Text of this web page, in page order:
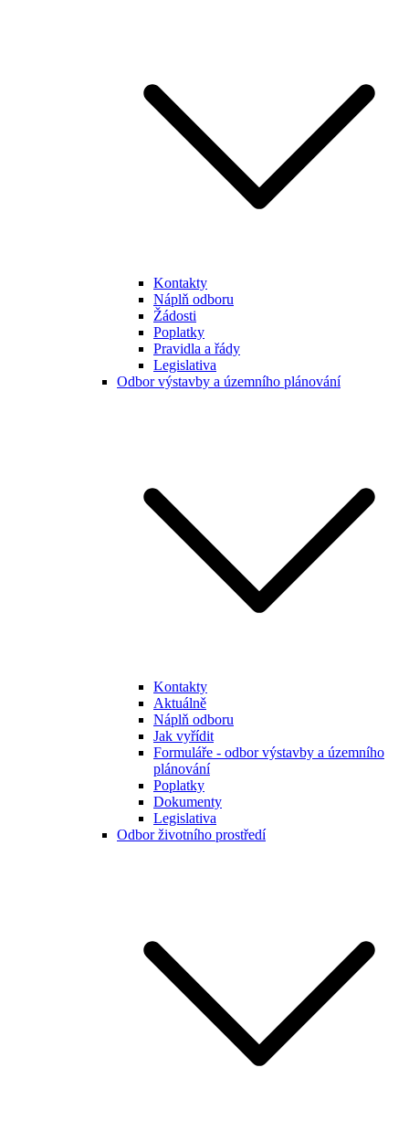
Kontakty
Náplň odboru
Žádosti
Poplatky
Pravidla a řády
Legislativa
Odbor výstavby a územního plánování
Kontakty
Aktuálně
Náplň odboru
Jak vyřídit
Formuláře - odbor výstavby a územního
plánování
Poplatky
Dokumenty
Legislativa
Odbor životního prostředí